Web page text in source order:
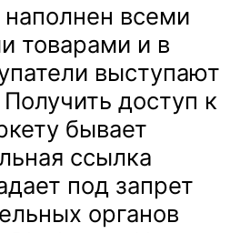
всеми
товарами и в
выступают
доступ к
бывает
ссылка
под запрет
органов